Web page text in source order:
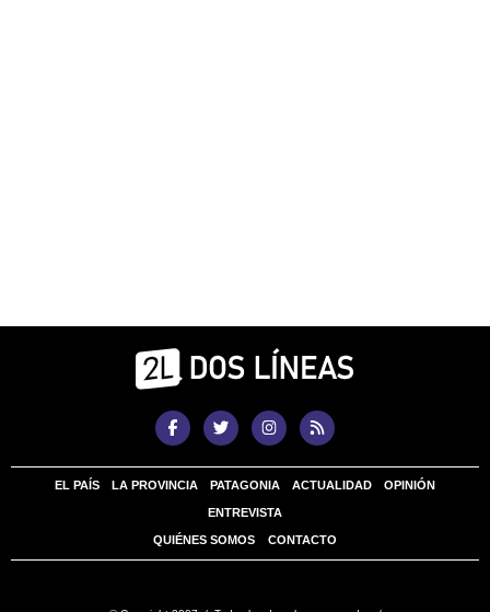
EL PAÍS LA PROVINCIA PATAGONIA ACTUALIDAD OPINIÓN
ENTREVISTA
QUIÉNES SOMOS CONTACTO